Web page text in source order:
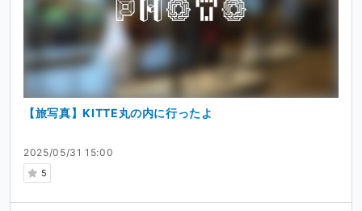
2025/05/31 15:00
5
【旅写真】KITTE丸の内に行ったよ